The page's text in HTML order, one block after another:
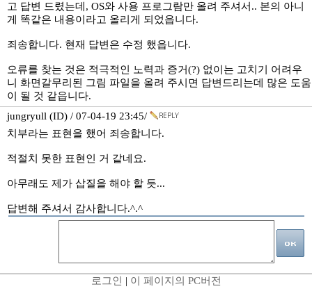
고 답변 드렸는데, OS와 사용 프로그람만 올려 주셔서.. 본의 아니
게 똑같은 내용이라고 올리게 되었읍니다.
죄송합니다. 현재 답변은 수정 했읍니다.
오류를 찾는 것은 적극적인 노력과 증거(?) 없이는 고치기 어려우
니 화면갈무리된 그림 파일을 올려 주시면 답변드리는데 많은 도움
이 될 것 같읍니다.
jungryull (ID) / 07-04-19 23:45/
치부라는 표현을 했어 죄송합니다.
적절치 못한 표현인 거 같네요.
아무래도 제가 삽질을 해야 할 듯...
답변해 주셔서 감사합니다.^.^
로그인 | 이 페이지의 PC버전